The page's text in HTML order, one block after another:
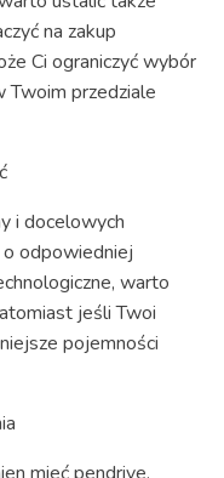
na zakup
Ci ograniczyć wybór
Twoim przedziale
i docelowych
odpowiedniej
warto
jeśli Twoi
pojemności